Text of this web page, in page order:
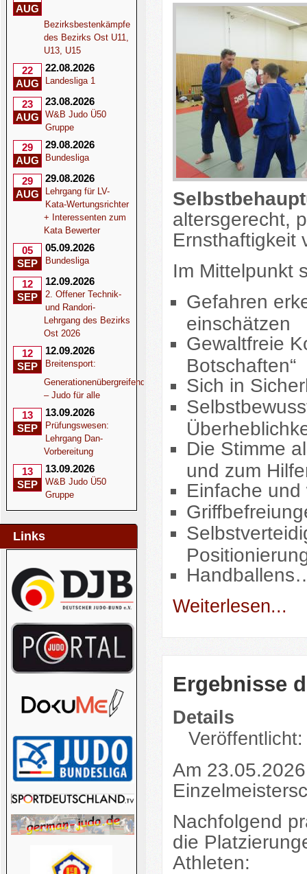
AUG
Bezirksbestenkämpfe
des Bezirks Ost U11,
U13, U15
22
AUG
22.08.2026
Landesliga 1
23
AUG
23.08.2026
W&B Judo Ü50
Gruppe
29
AUG
29.08.2026
Bundesliga
29
AUG
29.08.2026
Lehrgang für LV-
Kata-Wertungsrichter
+ Interessenten zum
Kata Bewerter
05
SEP
05.09.2026
Bundesliga
12
SEP
12.09.2026
2. Offener Technik-
und Randori-
Lehrgang des Bezirks
Ost 2026
12
SEP
12.09.2026
Breitensport:
Generationenübergreifend
– Judo für alle
13
SEP
13.09.2026
Prüfungswesen:
Lehrgang Dan-
Vorbereitung
13
SEP
13.09.2026
W&B Judo Ü50
Gruppe
Links
altersgerecht,
Ernsthaftigkeit
Im Mittelpunkt
Gefahren
einschätzen
Gewaltfreie
Botschaften“
Sich in
Die Stimme
und zum
Einfache
Weiterlesen...
Ergebnisse
Details
Am
Nachfolgend
die
Athleten: